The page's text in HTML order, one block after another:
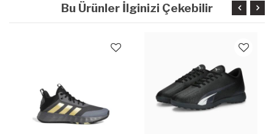
Bu Ürünler İlginizi Çekebilir